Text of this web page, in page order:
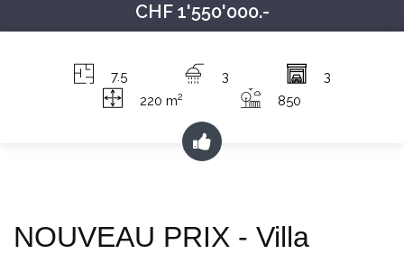
CHF 1'550'000.-
7.5 3
3
220 m2 850
NOUVEAU PRIX - Villa